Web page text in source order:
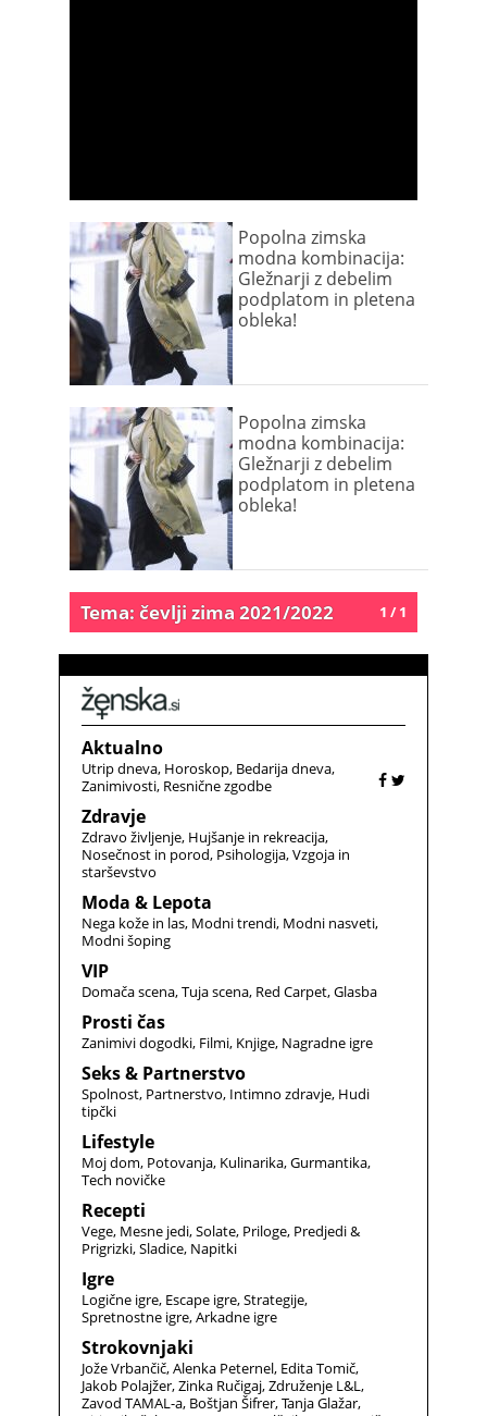
Popolna zimska
modna kombinacija:
Gležnarji z debelim
podplatom in pletena
obleka!
Popolna zimska
modna kombinacija:
Gležnarji z debelim
podplatom in pletena
obleka!
1 / 1
Tema: čevlji zima 2021/2022
Aktualno
Utrip dneva Horoskop Bedarija dneva
Zanimivosti Resnične zgodbe
Zdravje
Zdravo življenje Hujšanje in rekreacija
Nosečnost in porod Psihologija Vzgoja in
starševstvo
Moda & Lepota
Nega kože in las Modni trendi Modni nasveti
Modni šoping
VIP
Domača scena Tuja scena Red Carpet Glasba
Prosti čas
Zanimivi dogodki Filmi Knjige Nagradne igre
Seks & Partnerstvo
Spolnost Partnerstvo Intimno zdravje Hudi
tipčki
Lifestyle
Moj dom Potovanja Kulinarika Gurmantika
Tech novičke
Recepti
Vege Mesne jedi Solate Priloge Predjedi &
Prigrizki Sladice Napitki
Igre
Logične igre Escape igre Strategije
Spretnostne igre Arkadne igre
Strokovnjaki
Jože Vrbančič Alenka Peternel Edita Tomič
Jakob Polajžer Zinka Ručigaj Združenje L&L
Zavod TAMAL-a Boštjan Šifrer Tanja Glažar